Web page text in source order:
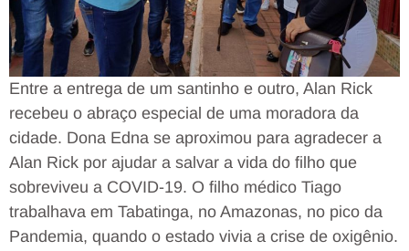
Entre a entrega de um santinho e outro, Alan Rick
recebeu o abraço especial de uma moradora da
cidade. Dona Edna se aproximou para agradecer a
Alan Rick por ajudar a salvar a vida do filho que
sobreviveu a COVID-19. O filho médico Tiago
trabalhava em Tabatinga, no Amazonas, no pico da
Pandemia, quando o estado vivia a crise de oxigênio.